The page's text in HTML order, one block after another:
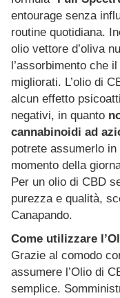
entourage senza
routine quotidiana.
olio vettore d’oliva
l’assorbimento che
migliorati. L’olio di
alcun effetto
negativi, in quanto
cannabinoidi ad
potrete assumerlo in
momento della
Per un olio di CBD
purezza e qualità,
Canapando.
Come utilizzare
Grazie al comodo
assumere l’Olio di
semplice.